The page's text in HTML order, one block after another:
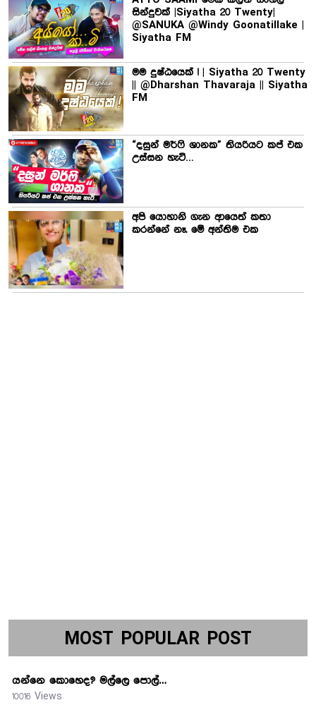
සින්දුවක් |Siyatha 20 Twenty|
@SANUKA @Windy Goonatillake |
Siyatha FM
මම දුෂ්ඨයෙක් ! | Siyatha 20 Twenty
|| @Dharshan Thavaraja || Siyatha
FM
“දසුන් මර්ෆි ශානක” තියරියට කප් එක
උස්සන හැටි…
අපි යොහානි ගැන ආයෙත් කතා
කරන්නේ නෑ. මේ අන්තිම එක
MOST POPULAR POST
යන්නෙ කොහෙද? මල්ලෙ පොල්…
10016 Views